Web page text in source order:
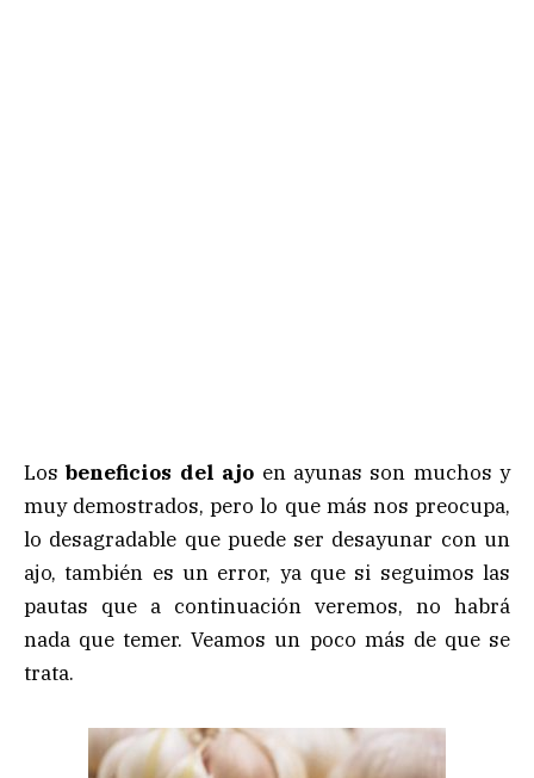
Losbeneficios del ajo en ayunas son muchos y
muy demostrados, pero lo que más nos preocupa,
lo desagradable que puede ser desayunar con un
ajo, también es un error, ya que si seguimos las
pautas que a continuación veremos, no habrá
nada que temer. Veamos un poco más de que se
trata.